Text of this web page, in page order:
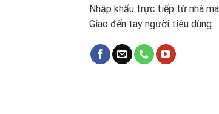
Nhập khẩu trực tiếp từ nhà
Giao đến tay người tiêu dùng.